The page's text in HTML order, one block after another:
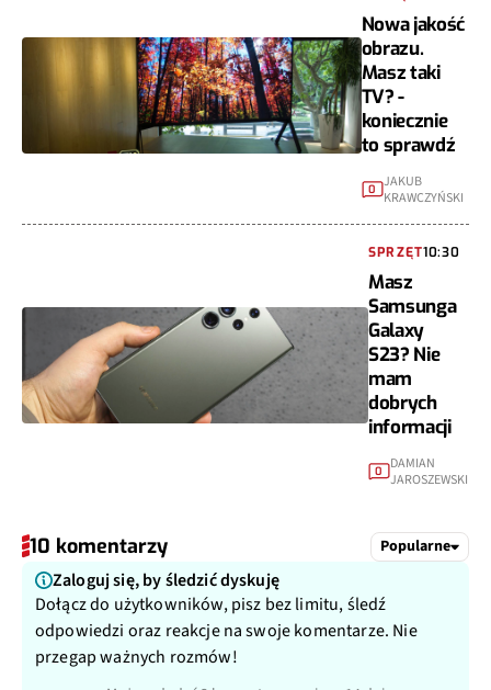
Nowa jakość
obrazu.
Masz taki
TV? -
koniecznie
to sprawdź
0 JAKUB
KRAWCZYŃSKI
SPRZĘT10:30
Masz
Samsunga
Galaxy
S23? Nie
mam
dobrych
informacji
0
DAMIAN
JAROSZEWSKI
10 komentarzy Popularne
Zaloguj się, by śledzić dyskuję
Dołącz do użytkowników, pisz bez limitu, śledź
odpowiedzi oraz reakcje na swoje komentarze. Nie
przegap ważnych rozmów!